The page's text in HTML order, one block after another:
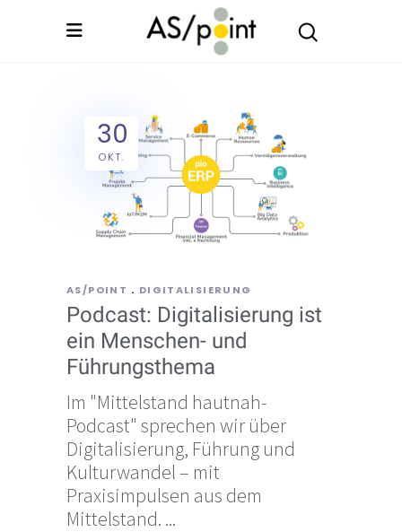
30
OKT.
AS/POINT DIGITALISIERUNG
Podcast: Digitalisierung ist
ein Menschen- und
Führungsthema
Im "Mittelstand hautnah-
Podcast" sprechen wir über
Digitalisierung, Führung und
Kulturwandel – mit
Praxisimpulsen aus dem
Mittelstand.